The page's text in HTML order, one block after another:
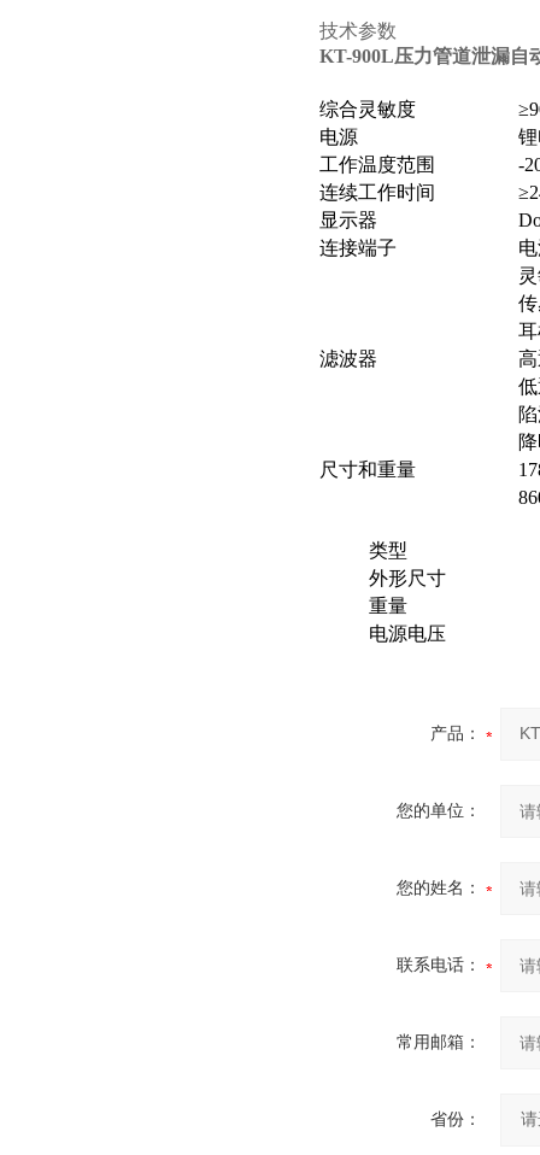
技术参数
KT-900L压力管道泄漏自
综合灵敏度
电源
工作温度范围
-
连续工作时间
显示器
连接端子
滤波器
尺寸和重量
类型
外形尺寸
重量
电源电压
产品：
您的单位：
您的姓名：
联系电话：
常用邮箱：
省份：